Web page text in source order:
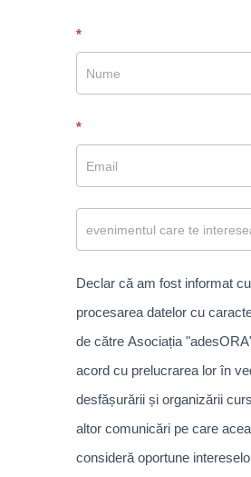
Notificare
*
*
Declar că am fost informat
procesarea datelor cu
de către Asociația "adesORA"
acord cu prelucrarea lor în
desfășurării și organizării
altor comunicări pe care
consideră oportune